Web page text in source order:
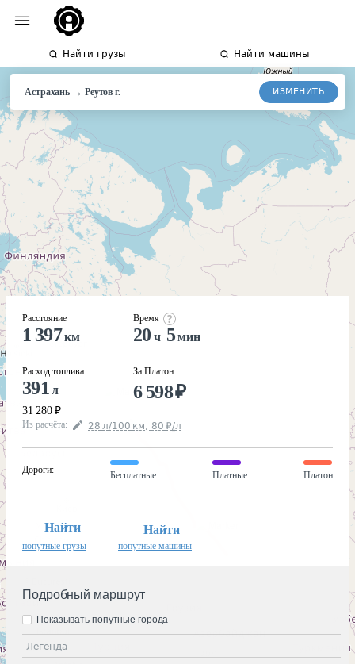
Найти грузы Найти машины
Астрахань → Реутовг. ИЗМЕНИТЬ
Расстояние
1 397км
Расход топлива
391 л
31 280 ₽
Время
20 ч 5мин
За Платон
6 598₽
Из расчёта: 28 л/100 км, 80 ₽/л
Дороги:
Бесплатные Платные Платон
Найти
попутные грузы
Найти
попутные машины
Подробный маршрут
Легенда
Показывать попутные города